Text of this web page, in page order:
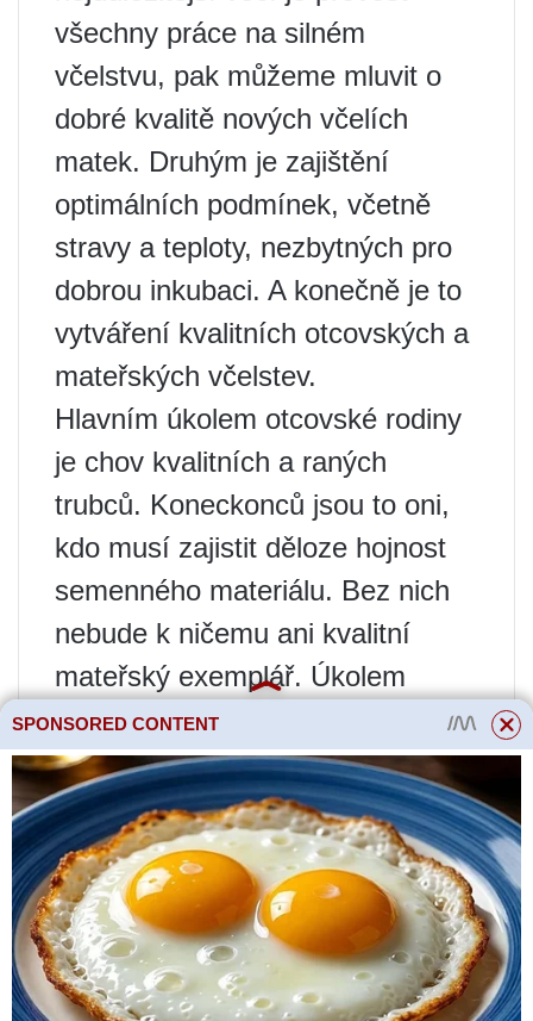
všechny práce na silném
včelstvu, pak můžeme mluvit o
dobré kvalitě nových včelích
matek. Druhým je zajištění
optimálních podmínek, včetně
stravy a teploty, nezbytných pro
dobrou inkubaci. A konečně je to
vytváření kvalitních otcovských a
mateřských včelstev.
Hlavním úkolem otcovské rodiny
je chov kvalitních a raných
trubců. Koneckonců jsou to oni,
kdo musí zajistit děloze hojnost
semenného materiálu. Bez nich
nebude k ničemu ani kvalitní
mateřský exemplář. Úkolem
mateřské rodiny je vychovat
dobré královny. Zároveň je třeba
pamatovat na to, že je nutné
zakládat mateřské rodiny, když
jsou v těch otcovských
zapečetěná trubčí mláďata. Nyní
se podívejme na chovatelský
SPONSORED CONTENT